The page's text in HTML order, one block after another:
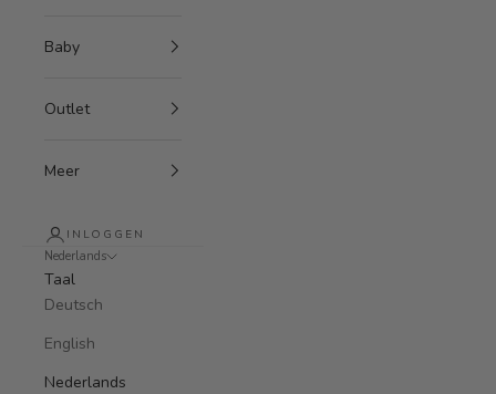
Baby
Outlet
Meer
INLOGGEN
Nederlands
Taal
Deutsch
English
Nederlands